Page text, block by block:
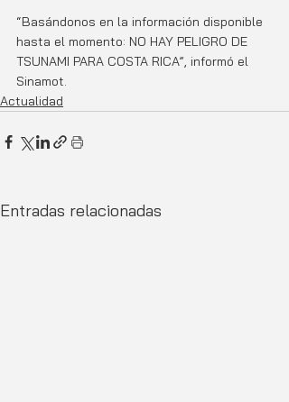
“Basándonos en la información disponible
hasta el momento: NO HAY PELIGRO DE
TSUNAMI PARA COSTA RICA”, informó el
Sinamot.
Actualidad
Entradas relacionadas